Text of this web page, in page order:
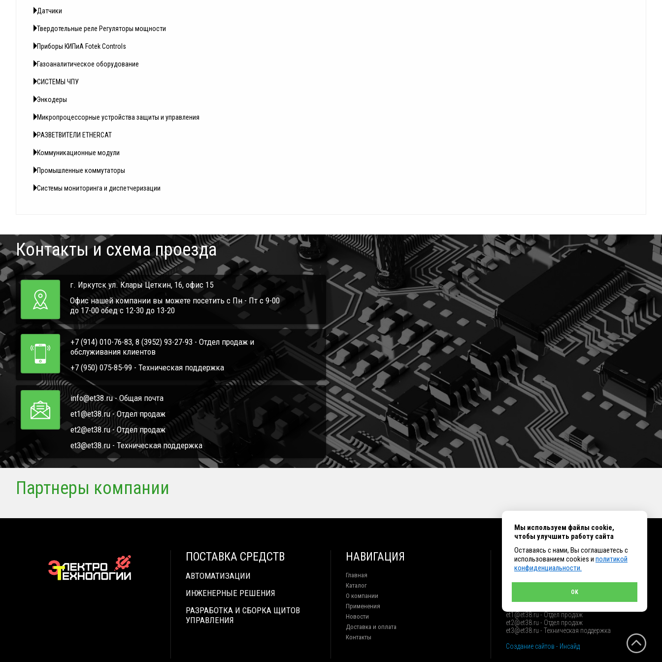
Датчики
Твердотельные реле Регуляторы мощности
Приборы КИПиА Fotek Controls
Газоаналитическое оборудование
СИСТЕМЫ ЧПУ
Энкодеры
Микропроцессорные устройства защиты и управления
РАЗВЕТВИТЕЛИ ETHERCAT
Коммуникационные модули
Промышленные коммутаторы
Системы мониторинга и диспетчеризации
Контакты и схема проезда
г. Иркутск ул. Клары Цеткин, 16, офис 15
Офис нашей компании вы можете посетить с Пн - Пт с 9-00
до 17-00 обед с 12-30 до 13-20
+7 (914) 010-76-83, 8 (3952) 93-27-93 - Отдел продаж и
обслуживания клиентов
+7 (950) 075-85-99 - Техническая поддержка
info@et38.ru - Общая почта
et1@et38.ru - Отдел продаж
et2@et38.ru - Отдел продаж
et3@et38.ru - Техническая поддержка
Партнеры компании
ПОСТАВКА СРЕДСТВ
АВТОМАТИЗАЦИИ
ИНЖЕНЕРНЫЕ РЕШЕНИЯ
РАЗРАБОТКА И СБОРКА ЩИТОВ
УПРАВЛЕНИЯ
НАВИГАЦИЯ
Главная
Каталог
О компании
Применения
Новости
Доставка и оплата
Контакты
КОНТАКТЫ
+7 (914) 010-76-83, 8 (3952) 93-27-93 - Отдел
et1@et38.ru - Отдел продаж
et2@et38.ru - Отдел продаж
et3@et38.ru - Техническая поддержка
Создание сайтов - Инсайд
Мы используем файлы cookie,
чтобы улучшить работу сайта
Оставаясь с нами, Вы соглашаетесь с
использованием cookies и политикой
конфиденциальности.
OK